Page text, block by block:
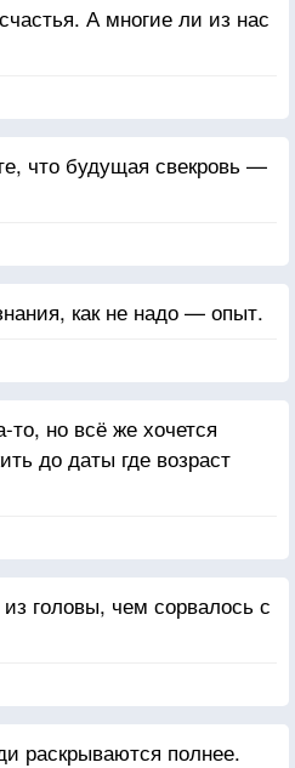
А многие ли из нас
что будущая свекровь —
как не надо — опыт.
но всё же хочется
до даты где возраст
головы, чем сорвалось с
раскрываются полнее.